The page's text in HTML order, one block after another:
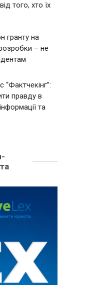
того, хто їх
гранту на
– не
“Фактчекінг”:
правду в
та